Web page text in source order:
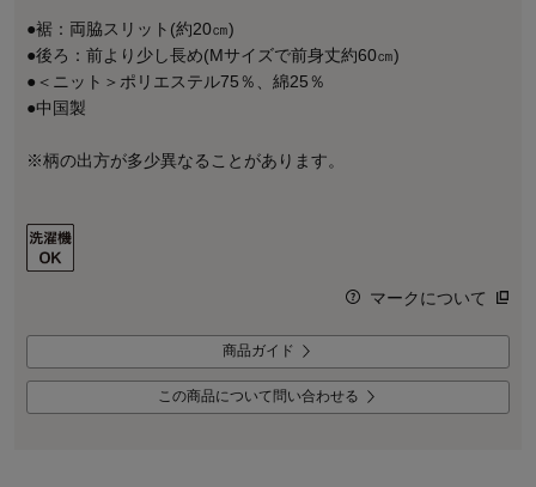
●裾：両脇スリット(約20㎝)
●後ろ：前より少し長め(Mサイズで前身丈約60㎝)
●＜ニット＞ポリエステル75％、綿25％
●中国製
※柄の出方が多少異なることがあります。
マークについて
商品ガイド
この商品について問い合わせる